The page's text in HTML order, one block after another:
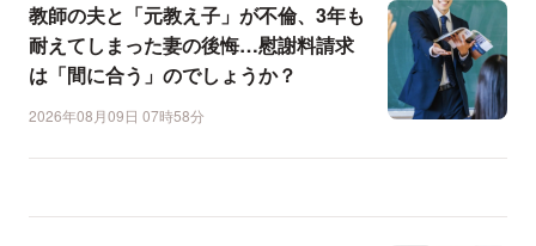
教師の夫と「元教え子」が不倫、3年も
耐えてしまった妻の後悔…慰謝料請求
は「間に合う」のでしょうか？
2026年08月09日 07時58分